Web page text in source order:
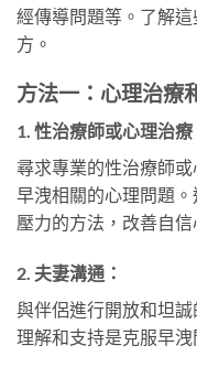
經傳導問題等。了解
方。
方法一：心理治療
1. 性治療師或心理治療
尋求專業的性治療師
早洩相關的心理問題
壓力的方法，改善自
2. 夫妻溝通：
與伴侶進行開放和坦
理解和支持是克服早洩